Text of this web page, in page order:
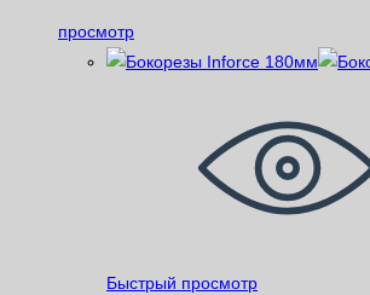
просмотр
Быстрый просмотр